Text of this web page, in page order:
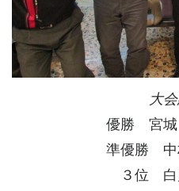
大
優勝 宮城
準優勝 中
３位 白